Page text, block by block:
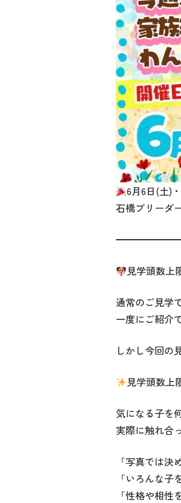
6月6日(土)
石橋ブリーダ
見学頭数上
通常のご見学で
一度にご紹介
しかし今回の
見学頭数上
気になる子を
実際に触れ合
「写真では決
「いろんな子
「性格や相性